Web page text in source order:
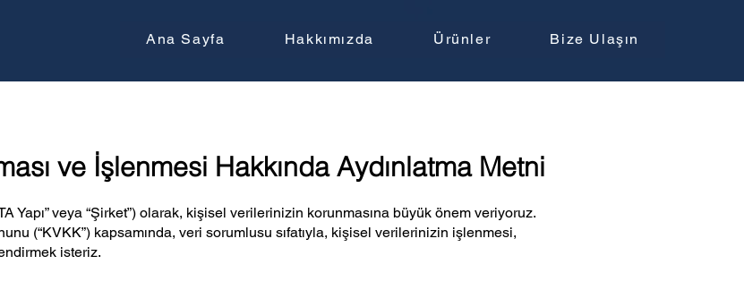
Ana Sayfa Hakkımızda Ürünler Bize Ulaşın
ve İşlenmesi Hakkında Aydınlatma Metni
Yapı” veya “Şirket”) olarak, kişisel verilerinizin korunmasına büyük önem veriyoruz.
(“KVKK”) kapsamında, veri sorumlusu sıfatıyla, kişisel verilerinizin işlenmesi,
isteriz.